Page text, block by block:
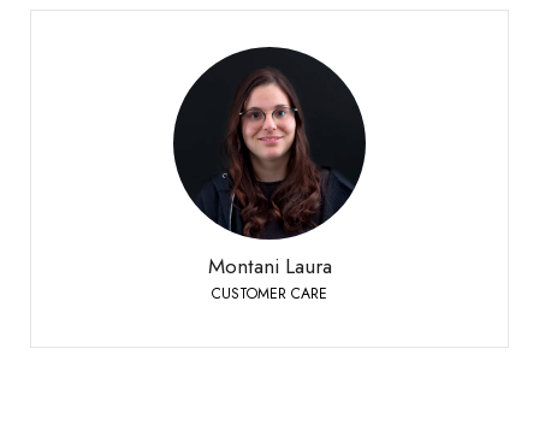
Montani Laura
CUSTOMER CARE
Montani Laura
CUSTOMER CARE
Siders
Telefon:
+41 27 451 25 25